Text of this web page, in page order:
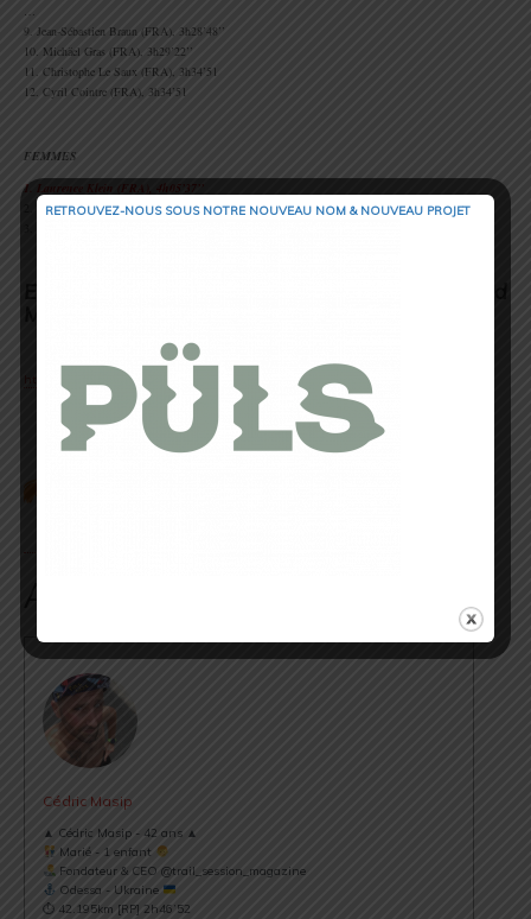
…
9. Jean-Sébastien Braun (FRA), 3h28’48’’
10. Michäel Gras (FRA), 3h29’22’’
11. Christophe Le Saux (FRA), 3h34’51
12. Cyril Cointre (FRA), 3h34’51
FEMMES
1. Laurence Klein (FRA), 4h05’37’’
2. Nicole Kimball (USA), 4h16’33’’
http://marathondessables.com/fr/
Cédric Masip
▲ Cédric Masip - 42 ans ▲
Marié - 1 enfant
Fondateur & CEO @trail_session_magazine
Odessa - Ukraine
⏱ 42.195km [RP] 2h46’52
RETROUVEZ-NOUS SOUS NOTRE NOUVEAU NOM & NOUVEAU PROJET